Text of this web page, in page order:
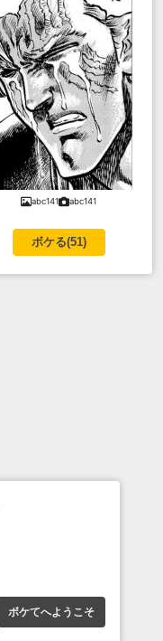
abc141 abc141
ボケる(51)
ボケてへようこそ